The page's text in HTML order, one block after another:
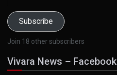
Subscribe
Join 18 other subscribers
Vivara News – Facebook